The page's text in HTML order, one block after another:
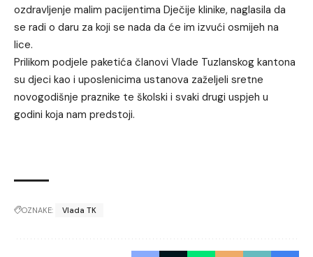
ozdravljenje malim pacijentima Dječije klinike, naglasila da
se radi o daru za koji se nada da će im izvući osmijeh na
lice.
Prilikom podjele paketića članovi Vlade Tuzlanskog kantona
su djeci kao i uposlenicima ustanova zaželjeli sretne
novogodišnje praznike te školski i svaki drugi uspjeh u
godini koja nam predstoji.
OZNAKE: Vlada TK